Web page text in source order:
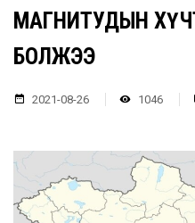
МАГНИТУДЫН
БОЛЖЭЭ
2021-08-26 1046